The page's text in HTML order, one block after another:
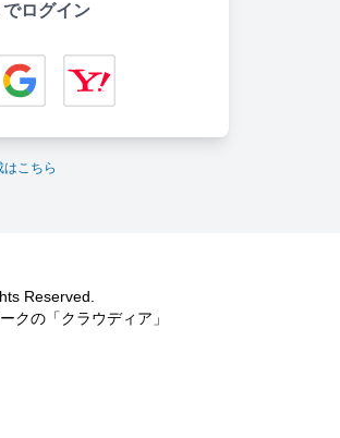
ログイン
はこちら
Reserved.
クの「クラウディア」